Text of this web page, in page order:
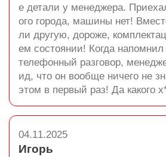
е детали у менеджера.
ого города, машины нет!
ли другую, дороже,
ем состоянии! Когда
телефонный разговор,
ид, что он вообще ничего не
этом в первый раз! Да какого
04.11.2025
Игорь